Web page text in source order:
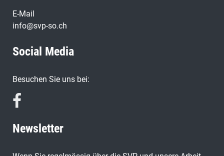
E-Mail
info@svp-so.ch
Social Media
Besuchen Sie uns bei:
Newsletter